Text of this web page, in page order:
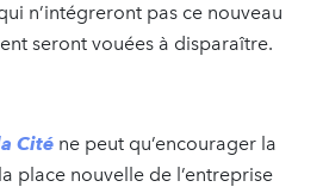
n’intégreront pas ce nouveau
seront vouées à disparaître.
Cité ne peut qu’encourager la
place nouvelle de l’entreprise